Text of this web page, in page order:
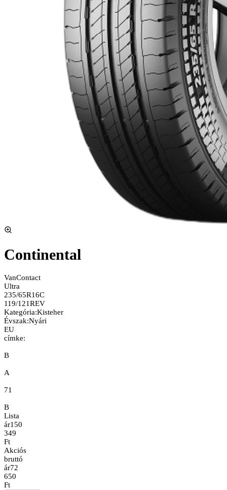
Continental
VanContact
Ultra
235/65R16C
119/121REV
Kategória:Kisteher
Évszak:Nyári
EU
címke:
B
A
71
B
Lista
ár150
349
Ft
Akciós
bruttó
ár72
650
Ft